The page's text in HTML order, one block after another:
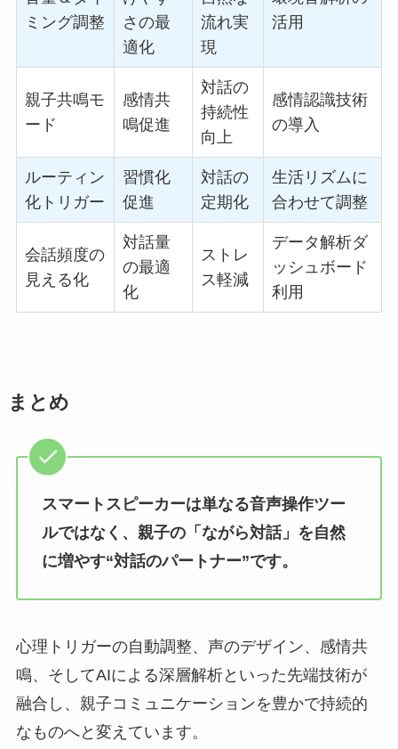
ミング調整
さの最
適化
流れ実
現
活用
親子共鳴モ
ード
感情共
鳴促進
対話の
持続性
向上
感情認識技術
の導入
ルーティン
化トリガー
習慣化
促進
対話の
定期化
生活リズムに
合わせて調整
会話頻度の
見える化
対話量
の最適
化
ストレ
ス軽減
データ解析ダ
ッシュボード
利用
まとめ
スマートスピーカーは単なる音声操作ツー
ルではなく、親子の「ながら対話」を自然
に増やす“対話のパートナー”です。
心理トリガーの自動調整、声のデザイン、感情共
鳴、そしてAIによる深層解析といった先端技術が
融合し、親子コミュニケーションを豊かで持続的
なものへと変えています。